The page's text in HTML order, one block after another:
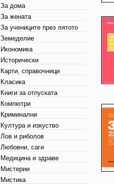
За дома
За жената
За учениците през лятото
Земеделие
Икономика
Исторически
Карти, справочници
Класика
Книги за отпуската
Компютри
Криминални
Култура и изкуство
Лов и риболов
Любовни, саги
Медицина и здраве
Мистерии
Мистика